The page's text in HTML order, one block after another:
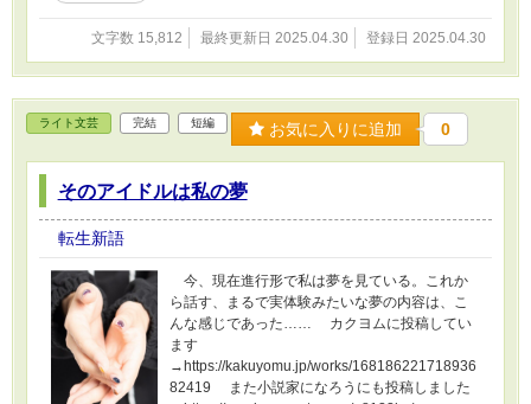
文字数 15,812 最終更新日 2025.04.30 登録日 2025.04.30
ライト文芸 完結 短編 お気に入りに追加 0
そのアイドルは私の夢
転生新語
今、現在進行形で私は夢を見ている。これか
ら話す、まるで実体験みたいな夢の内容は、こ
んな感じであった…… カクヨムに投稿してい
ます
→https://kakuyomu.jp/works/168186221718936
82419 また小説家になろうにも投稿しました